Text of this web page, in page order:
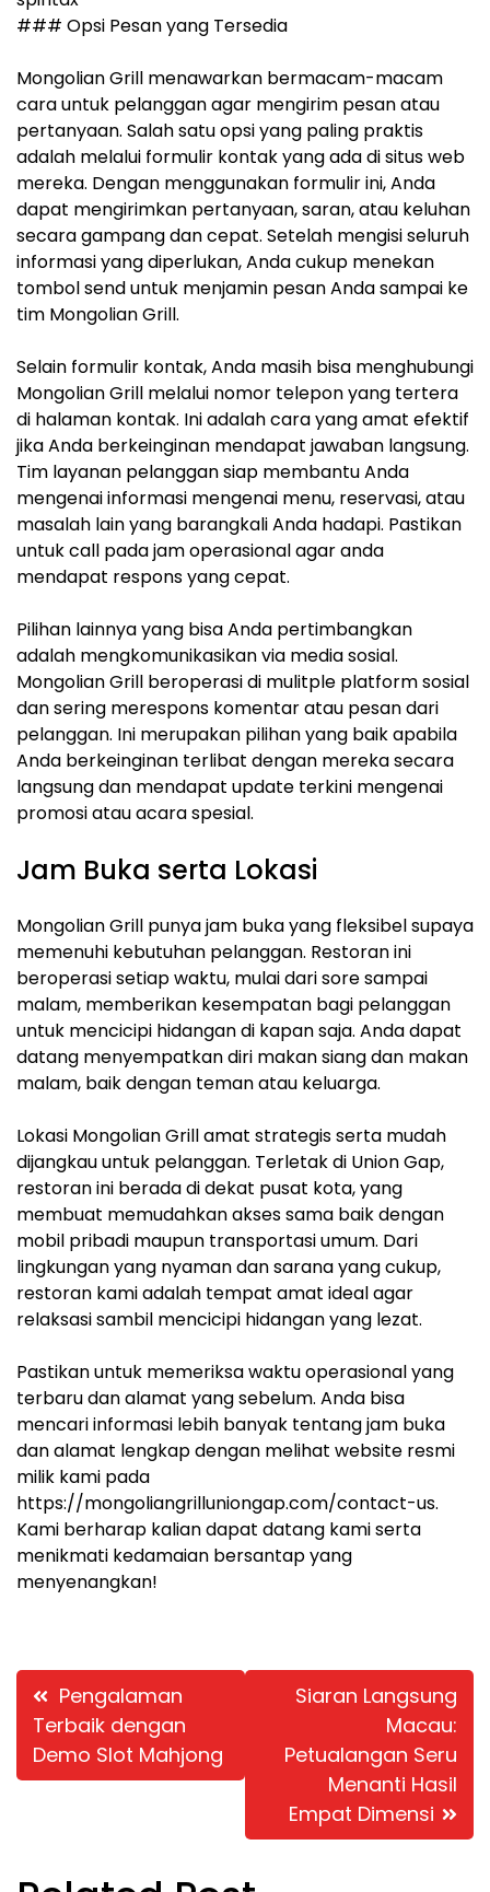
### Opsi Pesan yang Tersedia
Mongolian Grill menawarkan bermacam-macam
cara untuk pelanggan agar mengirim pesan atau
pertanyaan. Salah satu opsi yang paling praktis
adalah melalui formulir kontak yang ada di situs web
mereka. Dengan menggunakan formulir ini, Anda
dapat mengirimkan pertanyaan, saran, atau keluhan
secara gampang dan cepat. Setelah mengisi seluruh
informasi yang diperlukan, Anda cukup menekan
tombol send untuk menjamin pesan Anda sampai ke
tim Mongolian Grill.
Selain formulir kontak, Anda masih bisa menghubungi
Mongolian Grill melalui nomor telepon yang tertera
di halaman kontak. Ini adalah cara yang amat efektif
jika Anda berkeinginan mendapat jawaban langsung.
Tim layanan pelanggan siap membantu Anda
mengenai informasi mengenai menu, reservasi, atau
masalah lain yang barangkali Anda hadapi. Pastikan
untuk call pada jam operasional agar anda
mendapat respons yang cepat.
Pilihan lainnya yang bisa Anda pertimbangkan
adalah mengkomunikasikan via media sosial.
Mongolian Grill beroperasi di mulitple platform sosial
dan sering merespons komentar atau pesan dari
pelanggan. Ini merupakan pilihan yang baik apabila
Anda berkeinginan terlibat dengan mereka secara
langsung dan mendapat update terkini mengenai
promosi atau acara spesial.
Jam Buka serta Lokasi
Mongolian Grill punya jam buka yang fleksibel supaya
memenuhi kebutuhan pelanggan. Restoran ini
beroperasi setiap waktu, mulai dari sore sampai
malam, memberikan kesempatan bagi pelanggan
untuk mencicipi hidangan di kapan saja. Anda dapat
datang menyempatkan diri makan siang dan makan
malam, baik dengan teman atau keluarga.
Lokasi Mongolian Grill amat strategis serta mudah
dijangkau untuk pelanggan. Terletak di Union Gap,
restoran ini berada di dekat pusat kota, yang
membuat memudahkan akses sama baik dengan
mobil pribadi maupun transportasi umum. Dari
lingkungan yang nyaman dan sarana yang cukup,
restoran kami adalah tempat amat ideal agar
relaksasi sambil mencicipi hidangan yang lezat.
Pastikan untuk memeriksa waktu operasional yang
terbaru dan alamat yang sebelum. Anda bisa
mencari informasi lebih banyak tentang jam buka
dan alamat lengkap dengan melihat website resmi
milik kami pada
https://mongoliangrilluniongap.com/contact-us.
Kami berharap kalian dapat datang kami serta
menikmati kedamaian bersantap yang
menyenangkan!
Post
navigation
Pengalaman
Terbaik dengan
Demo Slot Mahjong
Siaran Langsung
Macau:
Petualangan Seru
Menanti Hasil
Empat Dimensi